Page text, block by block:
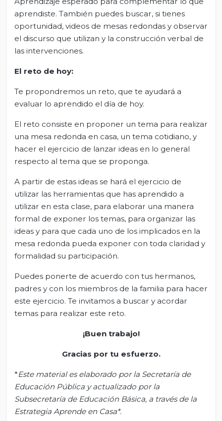
aprendiste. También puedes buscar, si tienes
oportunidad, videos de mesas redondas y observar
el discurso que utilizan y la construcción verbal de
las intervenciones.
El reto de hoy:
Te propondremos un reto, que te ayudará a
evaluar lo aprendido el día de hoy.
El reto consiste en proponer un tema para realizar
una mesa redonda en casa, un tema cotidiano, y
hacer el ejercicio de lanzar ideas en lo general
respecto al tema que se proponga.
A partir de estas ideas se hará el ejercicio de
utilizar las herramientas que has aprendido a
utilizar en esta clase, para elaborar una manera
formal de exponer los temas, para organizar las
ideas y para que cada uno de los implicados en la
mesa redonda pueda exponer con toda claridad y
formalidad su participación.
Puedes ponerte de acuerdo con tus hermanos,
padres y con los miembros de la familia para hacer
este ejercicio. Te invitamos a buscar y acordar
temas para realizar este reto.
¡Buen trabajo!
Gracias por tu esfuerzo.
*Este material es elaborado por la Secretaría de
Educación Pública y actualizado por la
Subsecretaría de Educación Básica, a través de la
Estrategia Aprende en Casa*.